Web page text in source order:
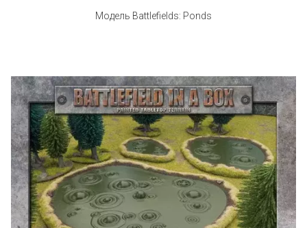
Модель Battlefields: Ponds